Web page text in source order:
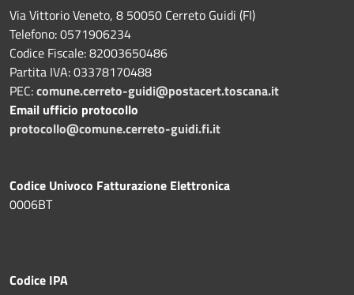
Via Vittorio Veneto, 8 50050 Cerreto Guidi (FI)
Telefono: 0571906234
Codice Fiscale: 82003650486
Partita IVA: 03378170488
PEC:comune.cerreto-guidi@postacert.toscana.it
Email ufficio protocollo
protocollo@comune.cerreto-guidi.fi.it
Codice Univoco Fatturazione Elettronica
0006BT
Codice IPA